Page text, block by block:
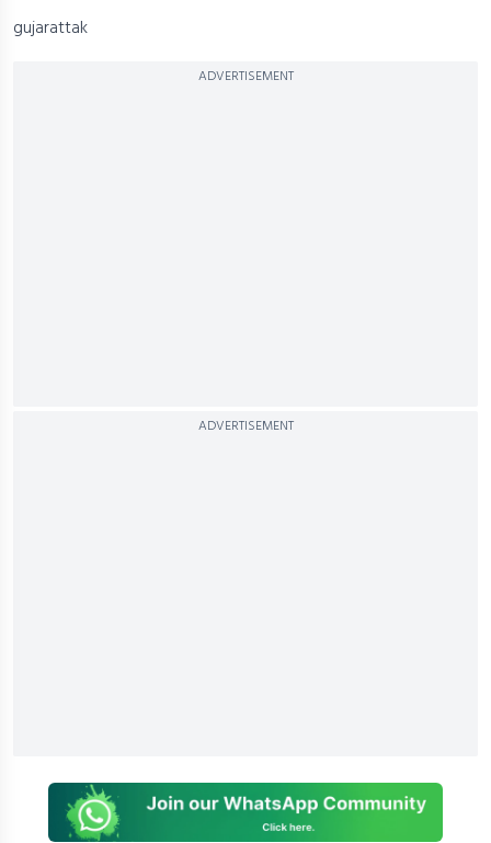
gujarattak
ADVERTISEMENT
ADVERTISEMENT